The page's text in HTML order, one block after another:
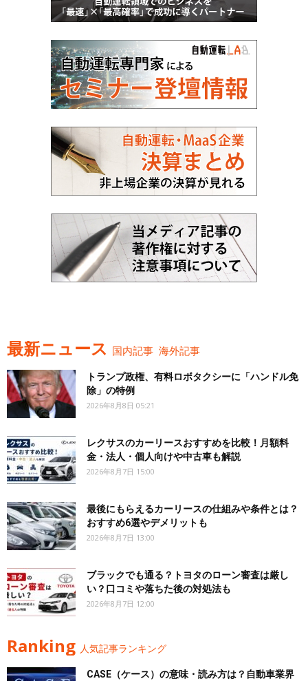
最新ニュース 国内記事 海外記事
トランプ政権、有料ロボタクシーに「ハンドル免
除」の特例
2026年8月8日 05:21
レクサスのカーリースおすすめを比較！月額料
金・法人・個人向けや中古車も解説
2026年8月7日 15:00
最後にもらえるカーリースの仕組みや条件とは？
おすすめ6選やデメリットも
2026年8月7日 13:00
ブラックでも通る？トヨタのローン審査は厳し
い？口コミや落ちた後の対処法も
2026年8月7日 12:00
Ranking 人気記事ランキング
CASE（ケース）の意味・読み方は？自動車業界